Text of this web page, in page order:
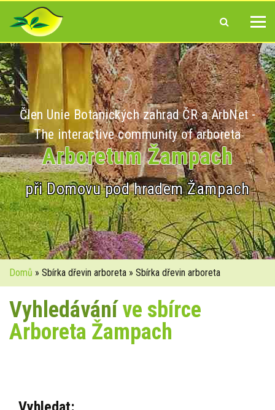
Člen Unie Botanických zahrad ČR a ArbNet -
The interactive community of arboreta
Arboretum Žampach
při Domovu pod hradem Žampach
Domů » Sbírka dřevin arboreta » Sbírka dřevin arboreta
Vyhledáváníve sbírce
Arboreta Žampach